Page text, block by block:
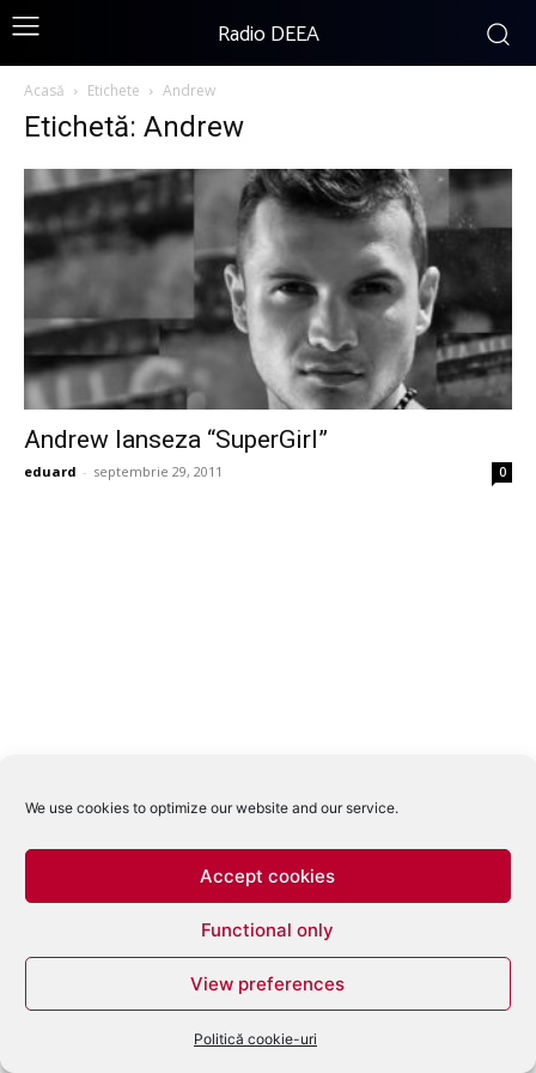
We use cookies to optimize our website and our service.
Accept cookies
Functional only
View preferences
Politică cookie-uri
Radio DEEA
Acasă Etichete Andrew
Etichetă: Andrew
Andrew lanseza “SuperGirl”
eduard - septembrie 29, 2011 0